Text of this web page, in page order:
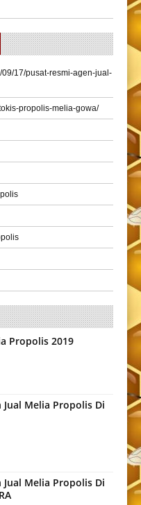
17/pusat-resmi-agen-jual-
propolis-melia-gowa/
Propolis 2019
Jual Melia Propolis Di
Jual Melia Propolis Di